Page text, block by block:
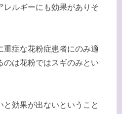
レルギーにも効果がありそ
重症な花粉症患者にのみ適
のは花粉ではスギのみとい
と効果が出ないということ